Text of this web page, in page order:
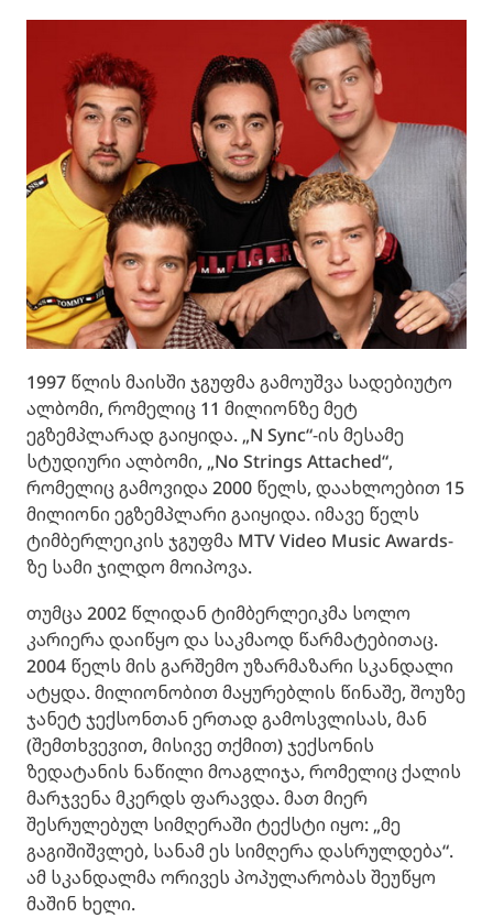
1997 წლის მაისში ჯგუფმა გამოუშვა სადებიუტო
ალბომი, რომელიც 11 მილიონზე მეტ
ეგზემპლარად გაიყიდა. „N Sync“-ის მესამე
სტუდიური ალბომი, „No Strings Attached“,
რომელიც გამოვიდა 2000 წელს, დაახლოებით 15
მილიონი ეგზემპლარი გაიყიდა. იმავე წელს
ტიმბერლეიკის ჯგუფმა MTV Video Music Awards-
ზე სამი ჯილდო მოიპოვა.
თუმცა 2002 წლიდან ტიმბერლეიკმა სოლო
კარიერა დაიწყო და საკმაოდ წარმატებითაც.
2004 წელს მის გარშემო უზარმაზარი სკანდალი
ატყდა. მილიონობით მაყურებლის წინაშე, შოუზე
ჯანეტ ჯექსონთან ერთად გამოსვლისას, მან
(შემთხვევით, მისივე თქმით) ჯექსონის
ზედატანის ნაწილი მოაგლიჯა, რომელიც ქალის
მარჯვენა მკერდს ფარავდა. მათ მიერ
შესრულებულ სიმღერაში ტექსტი იყო: „მე
გაგიშიშვლებ, სანამ ეს სიმღერა დასრულდება“.
ამ სკანდალმა ორივეს პოპულარობას შეუწყო
მაშინ ხელი.